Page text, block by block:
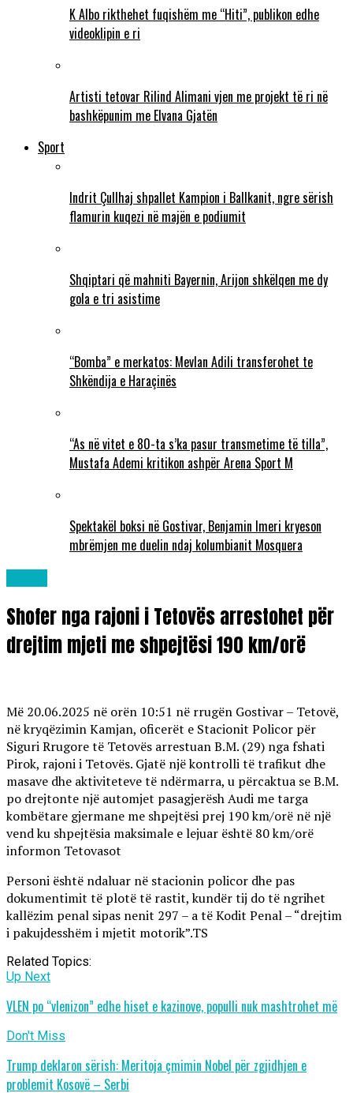
K Albo rikthehet fuqishëm me “Hiti”, publikon edhe
videoklipin e ri
Artisti tetovar Rilind Alimani vjen me projekt të ri në
bashkëpunim me Elvana Gjatën
Sport
Indrit Çullhaj shpallet Kampion i Ballkanit, ngre sërish
flamurin kuqezi në majën e podiumit
Shqiptari që mahniti Bayernin, Arijon shkëlqen me dy
gola e tri asistime
“Bomba” e merkatos: Mevlan Adili transferohet te
Shkëndija e Haraçinës
“As në vitet e 80-ta s’ka pasur transmetime të tilla”,
Mustafa Ademi kritikon ashpër Arena Sport M
Spektakël boksi në Gostivar, Benjamin Imeri kryeson
mbrëmjen me duelin ndaj kolumbianit Mosquera
Shofer nga rajoni i Tetovës arrestohet për
drejtim mjeti me shpejtësi 190 km/orë
Më 20.06.2025 në orën 10:51 në rrugën Gostivar – Tetovë,
në kryqëzimin Kamjan, oficerët e Stacionit Policor për
Siguri Rrugore të Tetovës arrestuan B.M. (29) nga fshati
Pirok, rajoni i Tetovës. Gjatë një kontrolli të trafikut dhe
masave dhe aktiviteteve të ndërmarra, u përcaktua se B.M.
po drejtonte një automjet pasagjerësh Audi me targa
kombëtare gjermane me shpejtësi prej 190 km/orë në një
vend ku shpejtësia maksimale e lejuar është 80 km/orë
informon Tetovasot
Personi është ndaluar në stacionin policor dhe pas
dokumentimit të plotë të rastit, kundër tij do të ngrihet
kallëzim penal sipas nenit 297 – a të Kodit Penal – “drejtim
i pakujdesshëm i mjetit motorik”.TS
Related Topics:
Up Next
VLEN po “vlenizon” edhe hiset e kazinove, populli nuk mashtrohet më
Don't Miss
Trump deklaron sërish: Meritoja çmimin Nobel për zgjidhjen e
problemit Kosovë – Serbi